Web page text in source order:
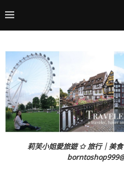
莉芙小姐愛旅遊 ✩ 旅行｜美